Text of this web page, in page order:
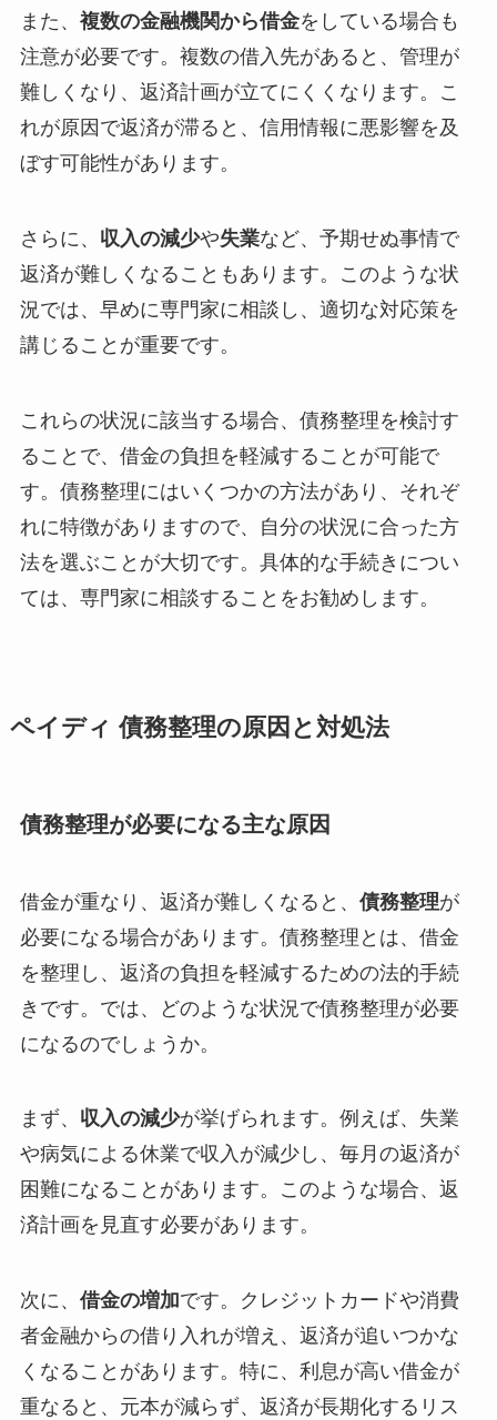
また、 複数の金融機関から借金をしている場合も
注意が必要です。複数の借入先があると、管理が
難しくなり、返済計画が立てにくくなります。こ
れが原因で返済が滞ると、信用情報に悪影響を及
ぼす可能性があります。
さらに、 収入の減少や失業など、予期せぬ事情で
返済が難しくなることもあります。このような状
況では、早めに専門家に相談し、適切な対応策を
講じることが重要です。
これらの状況に該当する場合、債務整理を検討す
ることで、借金の負担を軽減することが可能で
す。債務整理にはいくつかの方法があり、それぞ
れに特徴がありますので、自分の状況に合った方
法を選ぶことが大切です。具体的な手続きについ
ては、専門家に相談することをお勧めします。
ペイディ 債務整理の原因と対処法
債務整理が必要になる主な原因
借金が重なり、返済が難しくなると、 債務整理が
必要になる場合があります。債務整理とは、借金
を整理し、返済の負担を軽減するための法的手続
きです。では、どのような状況で債務整理が必要
になるのでしょうか。
まず、 収入の減少が挙げられます。例えば、失業
や病気による休業で収入が減少し、毎月の返済が
困難になることがあります。このような場合、返
済計画を見直す必要があります。
次に、 借金の増加です。クレジットカードや消費
者金融からの借り入れが増え、返済が追いつかな
くなることがあります。特に、利息が高い借金が
重なると、元本が減らず、返済が長期化するリス